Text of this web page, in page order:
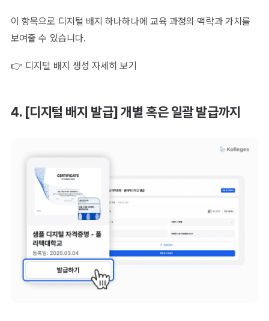
이 항목으로 디지털 배지 하나하나에 교육 과정의 맥락과 가치를
보여줄 수 있습니다.
👉 디지털 배지 생성 자세히 보기
4. [디지털 배지 발급] 개별 혹은 일괄 발급까지